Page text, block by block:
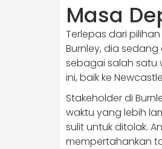
Masa
Terlepas dari
Burnley, dia
sebagai salah satu
ini, baik ke
Stakeholder di
waktu yang lebih
sulit untuk ditolak.
mempertahankan